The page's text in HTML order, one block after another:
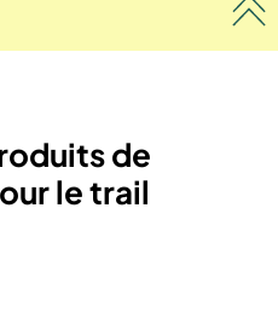
de
le trail